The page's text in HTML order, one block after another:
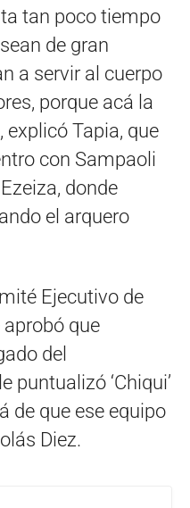
tan poco tiempo
de gran
a servir al cuerpo
porque acá la
explicó Tapia, que
con Sampaoli
donde
el arquero
Ejecutivo de
que
del
puntualizó ‘Chiqui’
de que ese equipo
Diez.